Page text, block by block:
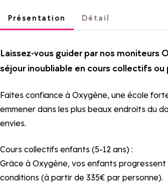
Présentation Détail
Laissez-vous guider par nos moniteurs
séjour inoubliable en cours collectifs ou
Faites confiance à Oxygène, une école
emmener dans les plus beaux endroits du
envies.
Cours collectifs enfants (5-12 ans) :
Grâce à Oxygène, vos enfants
conditions (à partir de 335€ par personne).